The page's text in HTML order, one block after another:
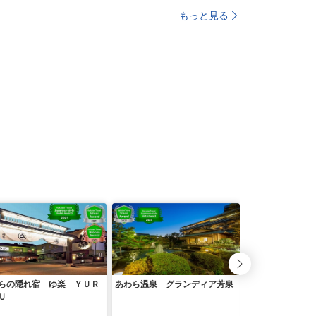
もっと見る
の隠れ宿 ゆ楽 ＹＵＲ
あわら温泉 グランディア芳泉